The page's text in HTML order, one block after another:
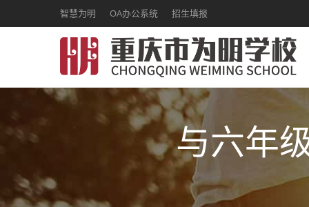
智慧为明 OA办公系统 招生填报
与六年